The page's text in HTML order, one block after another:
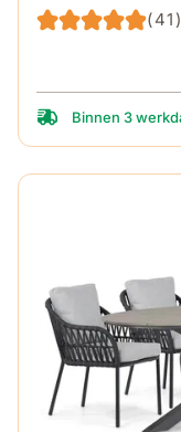
(41)
Binnen 3